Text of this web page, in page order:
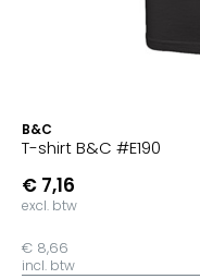
B&C
T-shirt B&C #E190
€ 7,16
excl. btw
€ 8,66
incl. btw